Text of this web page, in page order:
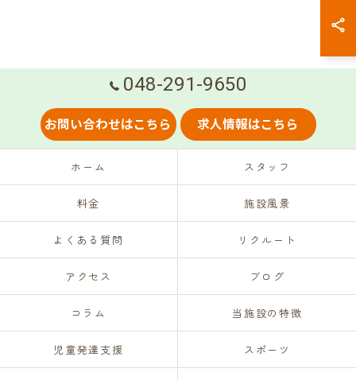
048-291-9650
お問い合わせはこちら 求人情報はこちら
ホーム スタッフ
料金 施設風景
よくある質問 リクルート
アクセス ブログ
コラム 当施設の特徴
児童発達支援 スポーツ